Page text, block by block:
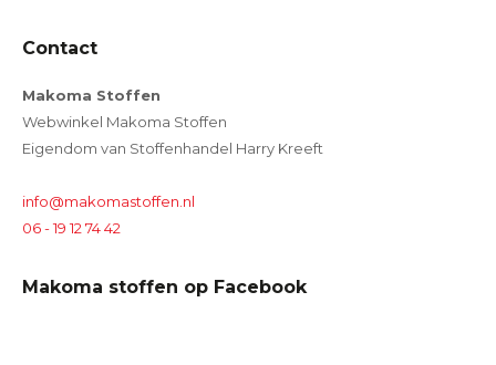
Contact
Makoma Stoffen
Webwinkel Makoma Stoffen
Eigendom van Stoffenhandel Harry Kreeft
info@makomastoffen.nl
06 - 19 12 74 42
Makoma stoffen op Facebook